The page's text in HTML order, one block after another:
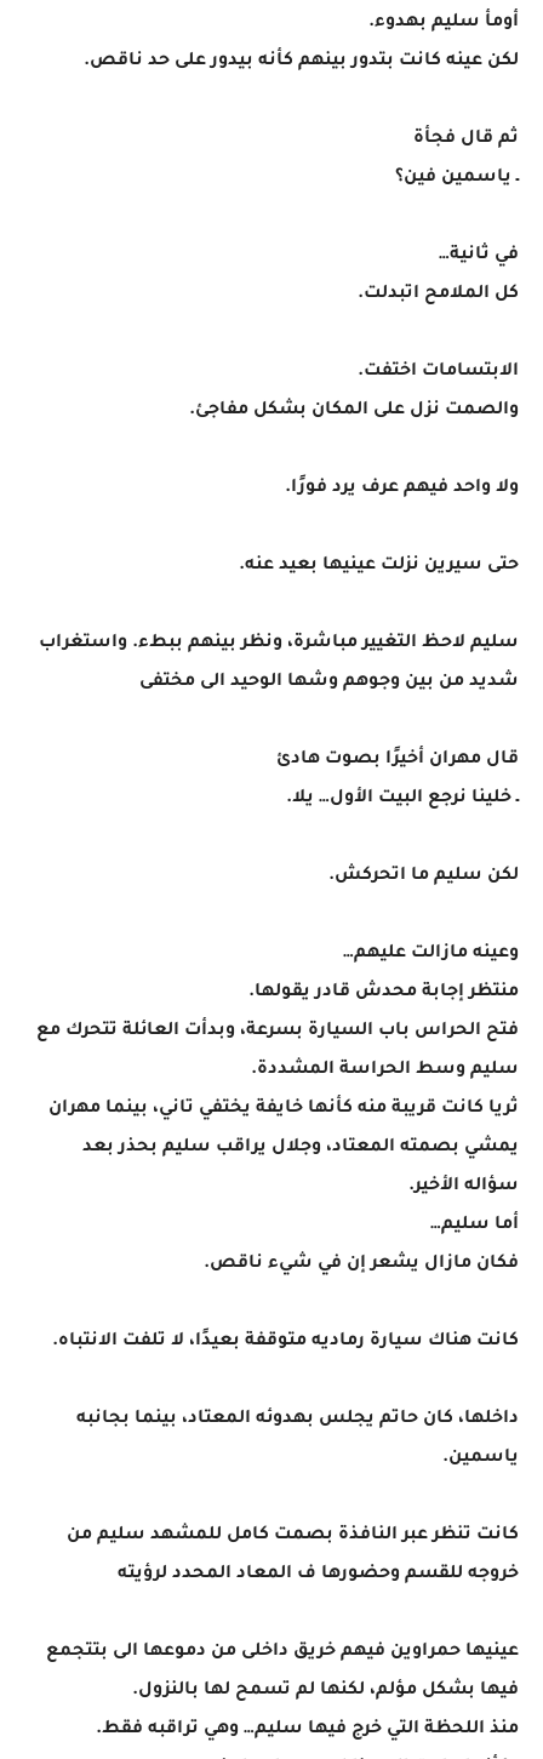
أومأ سليم بهدوء.
لكن عينه كانت بتدور بينهم كأنه بيدور على حد ناقص.
ثم قال فجأة
ـ ياسمين فين؟
في ثانية…
كل الملامح اتبدلت.
الابتسامات اختفت.
والصمت نزل على المكان بشكل مفاجئ.
ولا واحد فيهم عرف يرد فورًا.
حتى سيرين نزلت عينيها بعيد عنه.
سليم لاحظ التغيير مباشرة، ونظر بينهم ببطء. واستغراب
شديد من بين وجوهم وشها الوحيد الى مختفى
قال مهران أخيرًا بصوت هادئ
ـ خلينا نرجع البيت الأول… يلا.
لكن سليم ما اتحركش.
وعينه مازالت عليهم…
منتظر إجابة محدش قادر يقولها.
فتح الحراس باب السيارة بسرعة، وبدأت العائلة تتحرك مع
سليم وسط الحراسة المشددة.
ثريا كانت قريبة منه كأنها خايفة يختفي تاني، بينما مهران
يمشي بصمته المعتاد، وجلال يراقب سليم بحذر بعد
سؤاله الأخير.
أما سليم…
فكان مازال يشعر إن في شيء ناقص.
كانت هناك سيارة رماديه متوقفة بعيدًا، لا تلفت الانتباه.
داخلها، كان حاتم يجلس بهدوئه المعتاد، بينما بجانبه
ياسمين.
كانت تنظر عبر النافذة بصمت كامل للمشهد سليم من
خروجه للقسم وحضورها ف المعاد المحدد لرؤيته
عينيها حمراوين فيهم خريق داخلى من دموعها الى بتتجمع
فيها بشكل مؤلم، لكنها لم تسمح لها بالنزول.
منذ اللحظة التي خرج فيها سليم… وهي تراقبه فقط.